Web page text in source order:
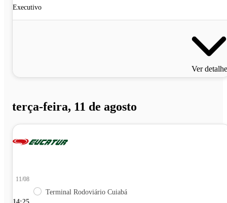
Executivo
Ver
terça-feira, 11 de agosto
11/08
Terminal Rodoviário Cuiabá